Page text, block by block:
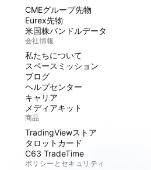
CMEグループ先物
Eurex先物
米国株バンドルデータ
会社情報
私たちについて
スペースミッション
ブログ
ヘルプセンター
キャリア
メディアキット
商品
TradingViewストア
タロットカード
C63 TradeTime
ポリシーとセキュリティ